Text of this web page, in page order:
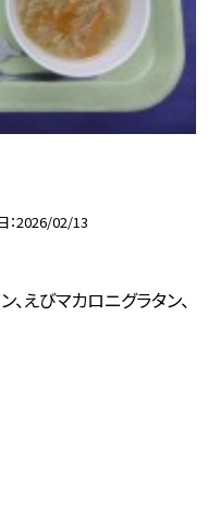
2026/02/13
、えびマカロニグラタン、